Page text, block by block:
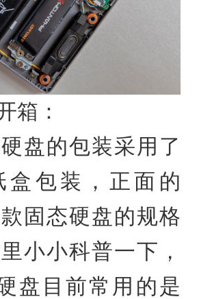
箱：
盘的包装采用了
盒包装，正面的
固态硬盘的规格
小小科普一下，
盘目前常用的是